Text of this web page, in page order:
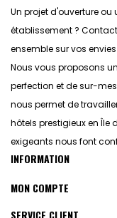
Un projet d'ouverture ou
établissement ?
ensemble sur vos envies
Nous vous proposons
perfection et de sur-
nous permet de
hôtels prestigieux en Île
exigeants nous font
INFORMATION
MON COMPTE
SERVICE CLIENT